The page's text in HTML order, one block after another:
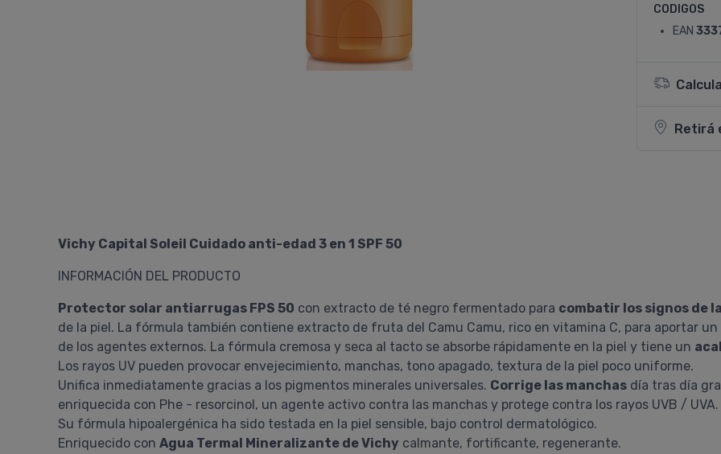
CODIGOS
EAN
Retirá
Vichy Capital Soleil Cuidado anti-edad 3 en 1 SPF 50
INFORMACIÓN DEL PRODUCTO
Protector solar antiarrugas FPS 50 con extracto de té negro fermentado para combatir los signos de
de la piel. La fórmula también contiene extracto de fruta del Camu Camu, rico en vitamina C, para aportar
de los agentes externos. La fórmula cremosa y seca al tacto se absorbe rápidamente en la piel y tiene un
Los rayos UV pueden provocar envejecimiento, manchas, tono apagado, textura de la piel poco uniforme.
Unifica inmediatamente gracias a los pigmentos minerales universales. Corrige las manchas día tras día
enriquecida con Phe - resorcinol, un agente activo contra las manchas y protege contra los rayos UVB / UVA.
Su fórmula hipoalergénica ha sido testada en la piel sensible, bajo control dermatológico.
Enriquecido con Agua Termal Mineralizante de Vichy calmante, fortificante, regenerante.